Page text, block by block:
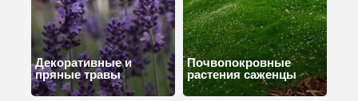
Декоративные и
пряные травы
Почвопокровные
растения саженцы